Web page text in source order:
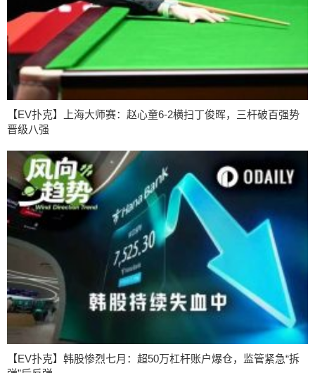
【EV扑克】上海大师赛：赵心童6-2横扫丁俊晖，三杆破百强势
晋级八强
【EV扑克】韩股惨烈七月：超50万杠杆账户爆仓，监管紧急“拆